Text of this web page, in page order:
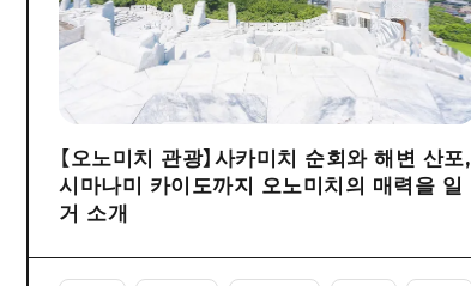
【오노미치 관광】사카미치 순회와 해변 산포,
시마나미 카이도까지 오노미치의 매력을 일
거 소개